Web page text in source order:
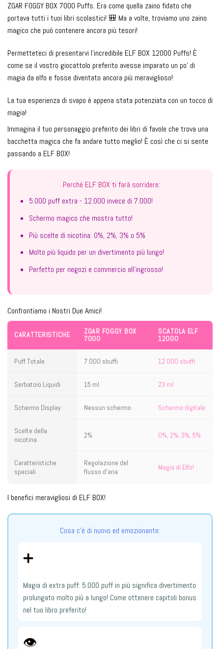
ZGAR FOGGY BOX 7000 Puffs. Era come quella zaino fidato che
portava tutti i tuoi libri scolastici! 🎒 Ma a volte, troviamo uno zaino
magico che può contenere ancora più tesori!
Permetteteci di presentarvi l'incredibile ELF BOX 12000 Puffs! È
come se il vostro giocattolo preferito avesse imparato un po' di
magia da elfo e fosse diventato ancora più meraviglioso!
La tua esperienza di svapo è appena stata potenziata con un tocco di
magia!
Immagina il tuo personaggio preferito dei libri di favole che trova una
bacchetta magica che fa andare tutto meglio! È così che ci si sente
passando a ELF BOX!
Perché ELF BOX ti farà sorridere:
5.000 puff extra - 12.000 invece di 7.000!
Schermo magico che mostra tutto!
Più scelte di nicotina: 0%, 2%, 3% o 5%
Molto più liquido per un divertimento più lungo!
Perfetto per negozi e commercio all'ingrosso!
Confrontiamo i Nostri Due Amici!
CARATTERISTICHE
ZGAR FOGGY BOX
7000
SCATOLA ELF
12000
Puff Totale 7.000 sbuffi 12.000 sbuffi
Serbatoio Liquidi 15 ml 23 ml
Schermo Display Nessun schermo Schermo digitale
Scelte della
nicotina
2% 0%, 2%, 3%, 5%
Caratteristiche
speciali
Regolazione del
flusso d'aria
Magia di Elfo!
I benefici meravigliosi di ELF BOX!
Cosa c'è di nuovo ed emozionante:
➕
Magia di extra puff: 5.000 puff in più significa divertimento
prolungato molto più a lungo! Come ottenere capitoli bonus
nel tuo libro preferito!
👁️